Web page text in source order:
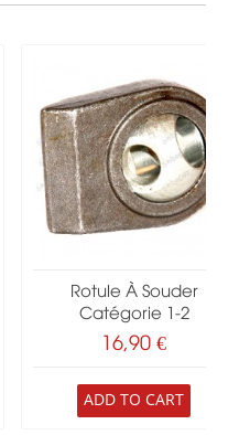
Rotule À Souder
Catégorie 1-2
16,90 €
ADD TO CART